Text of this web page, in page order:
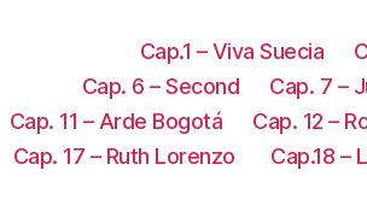
Cap.1 – Viva Suecia
Cap. 6 – Second
Cap. 7 –
Cap. 11 – Arde Bogotá
Cap. 12 –
Cap. 17 – Ruth Lorenzo
Cap.18 –